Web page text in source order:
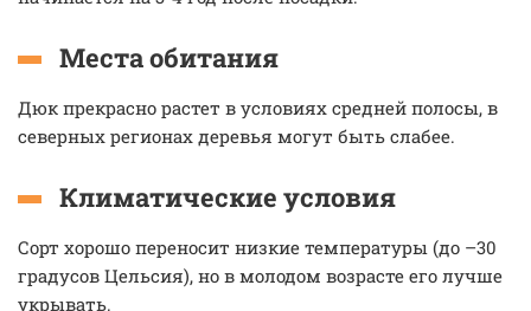
Места обитания
Дюк прекрасно растет в условиях средней полосы, в
северных регионах деревья могут быть слабее.
Климатические условия
Сорт хорошо переносит низкие температуры (до –30
градусов Цельсия), но в молодом возрасте его лучше
укрывать.